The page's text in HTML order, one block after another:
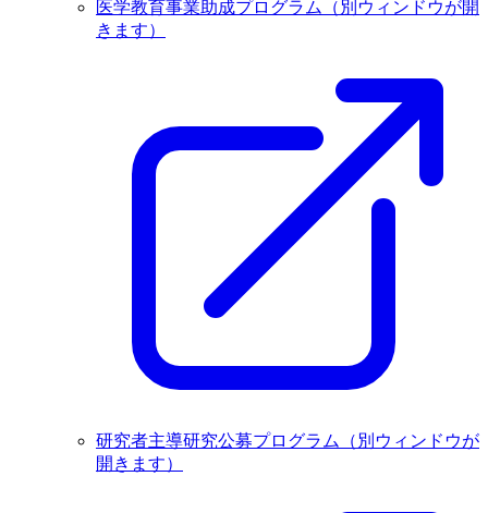
医学教育事業助成プログラム
（別ウィンドウが開
きます）
研究者主導研究公募プログラム
（別ウィンドウが
開きます）